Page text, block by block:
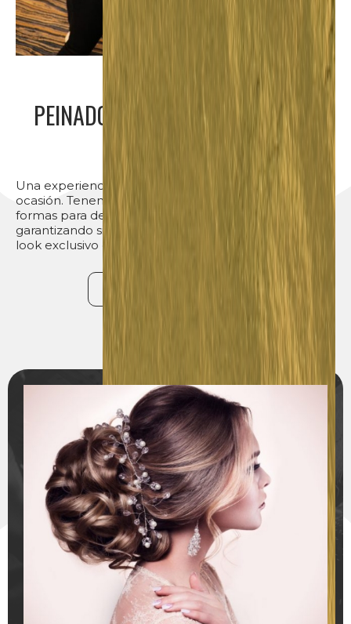
PEINADOS PROFESIONALES PARA
DAMAS
Una experiencia completa para cualquier tipo de
ocasión. Tenemos todo tipo de opciones, efectos y
formas para definir tu cabello según tu estilo favorito,
garantizando siempre el cuidado de tu cabello y un
look exclusivo de Drama Salón.